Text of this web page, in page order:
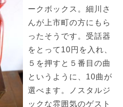
ークボックス。細川さ
んが上市町の方にもら
ったそうです。受話器
をとって10円を入れ、
５を押すと５番目の曲
というように、10曲が
選べます。ノスタルジ
ックな雰囲気のゲスト